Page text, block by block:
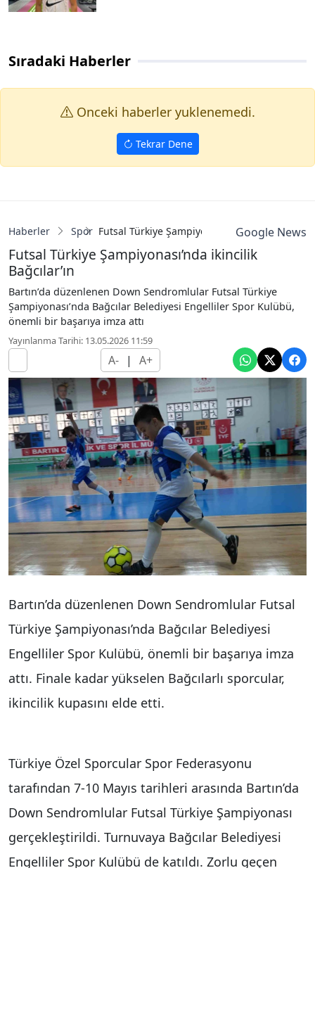
Sıradaki Haberler
Onceki haberler yuklenemedi.
Tekrar Dene
Haberler Spor Futsal Türkiye Şampiyonası’nda ikincilik
Google News
Futsal Türkiye Şampiyonası’nda ikincilik
Bağcılar’ın
Bartın’da düzenlenen Down Sendromlular Futsal Türkiye
Şampiyonası’nda Bağcılar Belediyesi Engelliler Spor Kulübü,
önemli bir başarıya imza attı
Yayınlanma Tarihi: 13.05.2026 11:59
A- | A+
Bartın’da düzenlenen Down Sendromlular Futsal
Türkiye Şampiyonası’nda Bağcılar Belediyesi
Engelliler Spor Kulübü, önemli bir başarıya imza
attı. Finale kadar yükselen Bağcılarlı sporcular,
ikincilik kupasını elde etti.
Türkiye Özel Sporcular Spor Federasyonu
tarafından 7-10 Mayıs tarihleri arasında Bartın’da
Down Sendromlular Futsal Türkiye Şampiyonası
gerçekleştirildi. Turnuvaya Bağcılar Belediyesi
Engelliler Spor Kulübü de katıldı. Zorlu geçen